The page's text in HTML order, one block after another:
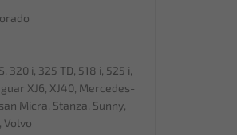
320 i, 325 TD, 518 i, 525 i,
XJ6, XJ40, Mercedes-
Micra, Stanza, Sunny,
Volvo